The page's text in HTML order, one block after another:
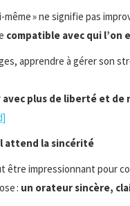
» ne signifie pas
compatible avec qui l’on
apprendre à gérer son
avec plus de liberté et de
attend la sincérité
être impressionnant pour
: un orateur sincère,